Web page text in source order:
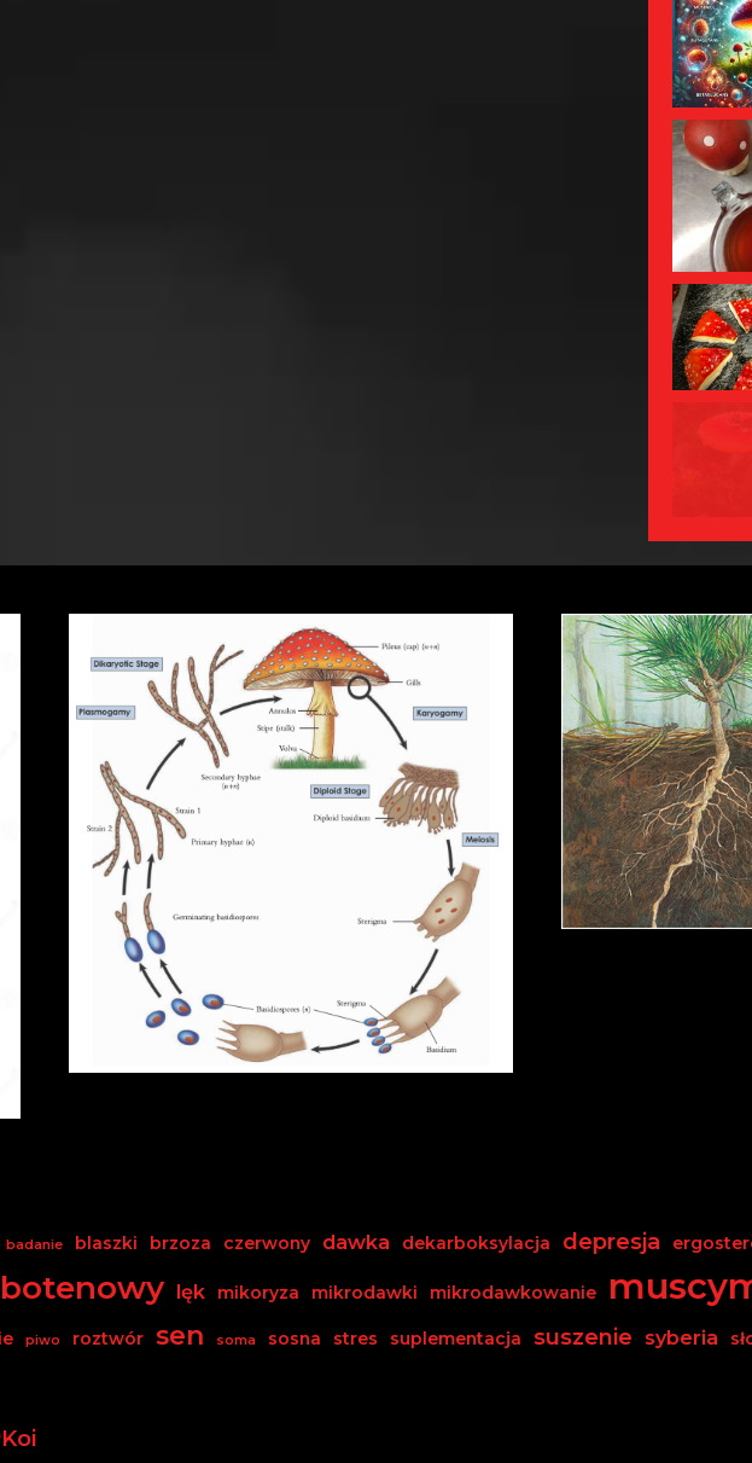
badanie blaszki brzoza czerwony dawka dekarboksylacja depresja
lęk mikoryza mikrodawki mikrodawkowanie
piwo roztwór sen soma sosna stres suplementacja suszenie syberia